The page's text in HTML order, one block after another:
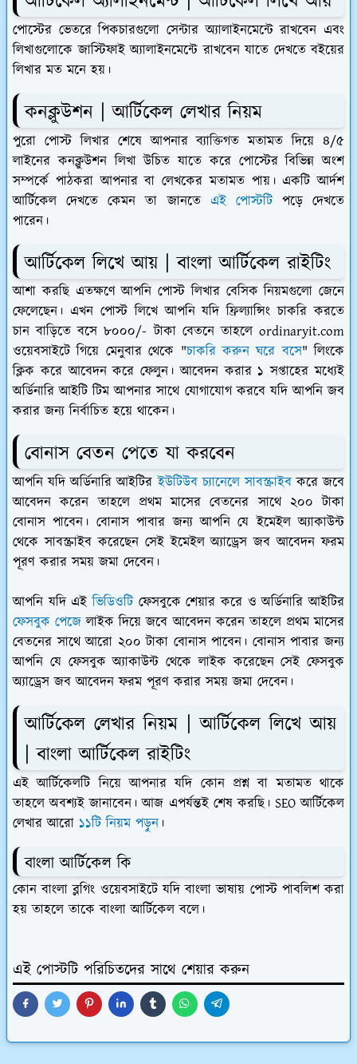
পোস্টের ভেতরে পিকচারগুলো সেন্টার অ্যালাইনমেন্টে রাখবেন এবং
লিখাগুলোকে জাস্টিফাই অ্যালাইনমেন্টে রাখবেন যাতে দেখতে বইয়ের
লিখার মত মনে হয়।
কনক্লুউশন | আর্টিকেল লেখার নিয়ম
পুরো পোস্ট লিখার শেষে আপনার ব্যাক্তিগত মতামত দিয়ে ৪/৫
লাইনের কনক্লুউশন লিখা উচিত যাতে করে পোস্টের বিভিন্ন অংশ
সম্পর্কে পাঠকরা আপনার বা লেখকের মতামত পায়। একটি আর্দশ
আর্টিকেল দেখতে কেমন তা জানতে এই পোস্টটিপড়ে দেখতে
পারেন।
আর্টিকেল লিখে আয় | বাংলা আর্টিকেল রাইটিং
আশা করছি এতক্ষণে আপনি পোস্ট লিখার বেসিক নিয়মগুলো জেনে
ফেলেছেন। এখন পোস্ট লিখে আপনি যদি ফ্রিল্যান্সিং চাকরি করতে
চান বাড়িতে বসে ৮০০০/- টাকা বেতনে তাহলে ordinaryit.com
ওয়েবসাইটে গিয়ে মেনুবার থেকে "চাকরি করুন ঘরে বসে" লিংকে
ক্লিক করে আবেদন করে ফেলুন। আবেদন করার ১ সপ্তাহের মধ্যেই
অর্ডিনারি আইটি টিম আপনার সাথে যোগাযোগ করবে যদি আপনি জব
করার জন্য নির্বাচিত হয়ে থাকেন।
বোনাস বেতন পেতে যা করবেন
আপনি যদি অর্ডিনারি আইটিরইউটিউব চ্যানেলে সাবস্ক্রাইবকরে জবে
আবেদন করেন তাহলে প্রথম মাসের বেতনের সাথে ২০০ টাকা
বোনাস পাবেন। বোনাস পাবার জন্য আপনি যে ইমেইল অ্যাকাউন্ট
থেকে সাবস্ক্রাইব করেছেন সেই ইমেইল অ্যাড্রেস জব আবেদন ফরম
পূরণ করার সময় জমা দেবেন।
আপনি যদি এইভিডিওটিফেসবুকে শেয়ার করে ও অর্ডিনারি আইটির
ফেসবুক পেজে লাইক দিয়ে জবে আবেদন করেন তাহলে প্রথম মাসের
বেতনের সাথে আরো ২০০ টাকা বোনাস পাবেন। বোনাস পাবার জন্য
আপনি যে ফেসবুক অ্যাকাউন্ট থেকে লাইক করেছেন সেই ফেসবুক
অ্যাড্রেস জব আবেদন ফরম পূরণ করার সময় জমা দেবেন।
আর্টিকেল লেখার নিয়ম | আর্টিকেল লিখে আয়
| বাংলা আর্টিকেল রাইটিং
এই আর্টিকেলটি নিয়ে আপনার যদি কোন প্রশ্ন বা মতামত থাকে
তাহলে অবশ্যই জানাবেন। আজ এপর্যন্তই শেষ করছি। SEO আর্টিকেল
লেখার আরো ১১টি নিয়ম পড়ুন ।
বাংলা আর্টিকেল কি
কোন বাংলা ব্লগিং ওয়েবসাইটে যদি বাংলা ভাষায় পোস্ট পাবলিশ করা
হয় তাহলে তাকে বাংলা আর্টিকেল বলে।
এই পোস্টটি পরিচিতদের সাথে শেয়ার করুন